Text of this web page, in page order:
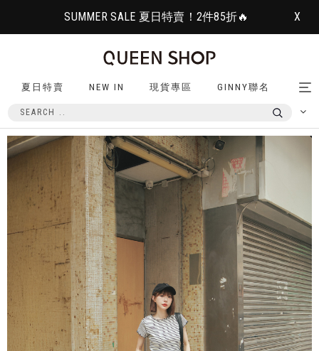
SUMMER SALE 夏日特賣！2件85折🔥 X
夏日特賣 NEW IN 現貨專區 GINNY聯名